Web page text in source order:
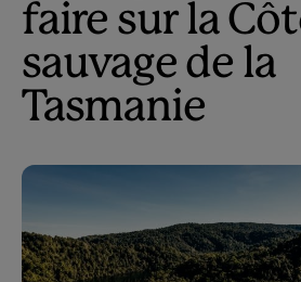
faire sur la
sauvage de la
Tasmanie